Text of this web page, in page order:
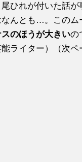
ひれが付いた話が
なんとも…。このム
のほうが大きいの
ライター）（次ペ